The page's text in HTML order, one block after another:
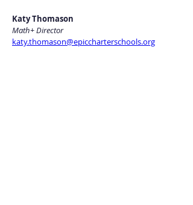
Katy Thomason
Math+ Director
katy.thomason@epiccharterschools.org